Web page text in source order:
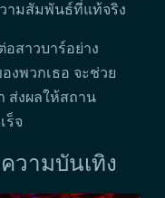
ามสัมพันธ์ที่แท้จริง
สาวบาร์อย่าง
งพวกเธอ จะช่วย
ส่งผลให้สถาน
ร็จ
วามบันเทิง